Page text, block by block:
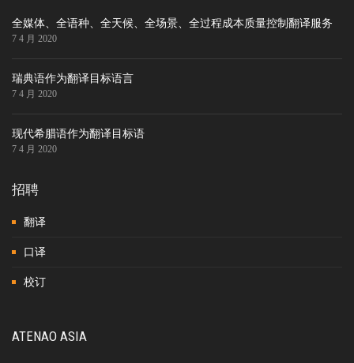
全媒体、全语种、全天候、全场景、全过程成本质量控制翻译服务
7 4 月 2020
瑞典语作为翻译目标语言
7 4 月 2020
现代希腊语作为翻译目标语
7 4 月 2020
招聘
翻译
口译
校订
ATENAO ASIA